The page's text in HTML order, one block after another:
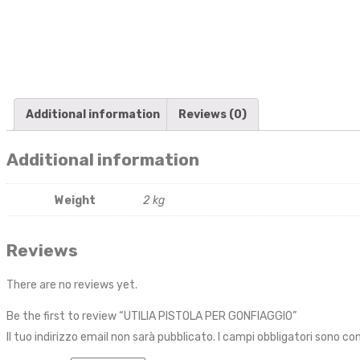
Additional information Reviews (0)
Additional information
Weight 2 kg
Reviews
There are no reviews yet.
Be the first to review “UTILIA PISTOLA PER GONFIAGGIO”
Il tuo indirizzo email non sarà pubblicato. I campi obbligatori sono